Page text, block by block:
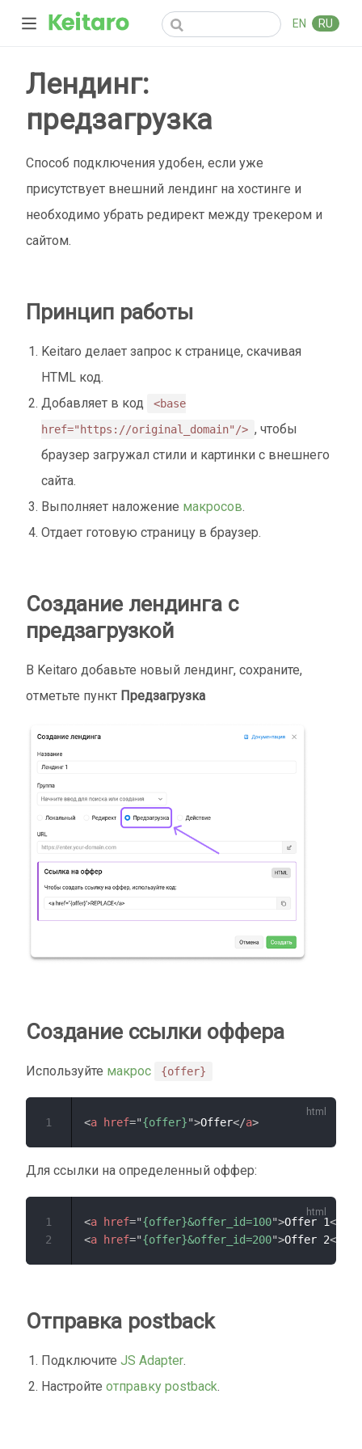
EN RU
Лендинг:
предзагрузка
Способ подключения удобен, если уже
присутствует внешний лендинг на хостинге и
необходимо убрать редирект между трекером и
сайтом.
Принцип работы
Keitaro делает запрос к странице, скачивая
HTML код.
Добавляет в код
<base
href="https://original_domain"/> , чтобы
браузер загружал стили и картинки с внешнего
сайта.
Выполняет наложение макросов.
Отдает готовую страницу в браузер.
Создание лендинга с
предзагрузкой
В Keitaro добавьте новый лендинг, сохраните,
отметьте пункт Предзагрузка
Создание ссылки оффера
Используйте макрос {offer}
<a href="{offer}">Offer</a>
1
Для ссылки на определенный оффер:
<a href="{offer}&offer_id=100">Offer 1</
<a href="{offer}&offer_id=200">Offer 2</
1
2
Отправка postback
ПодключитеJS Adapter.
Настройтеотправку postback.